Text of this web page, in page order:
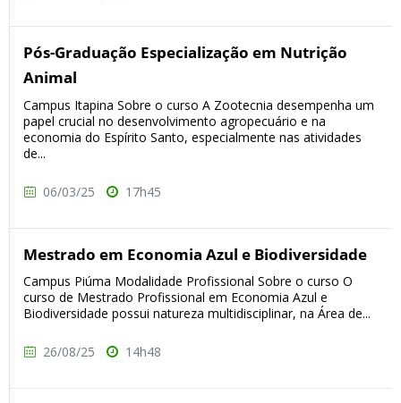
Pós-Graduação Especialização em Nutrição
Animal
Campus Itapina Sobre o curso A Zootecnia desempenha um
papel crucial no desenvolvimento agropecuário e na
economia do Espírito Santo, especialmente nas atividades
de...
06/03/25 17h45
Mestrado em Economia Azul e Biodiversidade
Campus Piúma Modalidade Profissional Sobre o curso O
curso de Mestrado Profissional em Economia Azul e
Biodiversidade possui natureza multidisciplinar, na Área de...
26/08/25 14h48